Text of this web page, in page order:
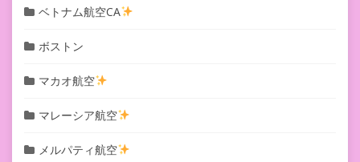
ベトナム航空CA
ボストン
マカオ航空
マレーシア航空
メルパティ航空